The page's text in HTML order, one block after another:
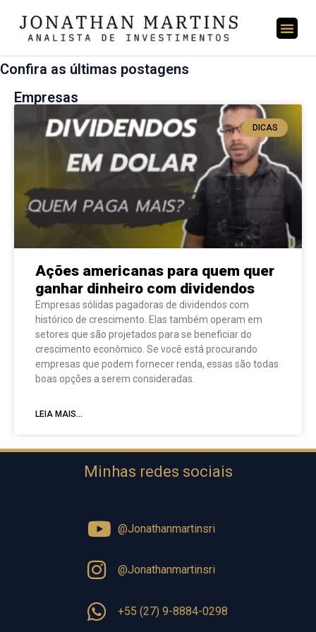
Confira as últimas postagens
Empresas
DICAS
Ações americanas para quem quer
ganhar dinheiro com dividendos
Empresas sólidas pagadoras de dividendos com
histórico de crescimento. Elas também operam em
setores que são projetados para se beneficiar do
crescimento econômico. Se você está procurando
empresas que podem fornecer renda, essas são todas
boas opções a serem consideradas.
LEIA MAIS...
Minhas redes sociais
@Jonathanmartinsri
@Jonathanmartinsri
+55 (27) 9-8884-0298